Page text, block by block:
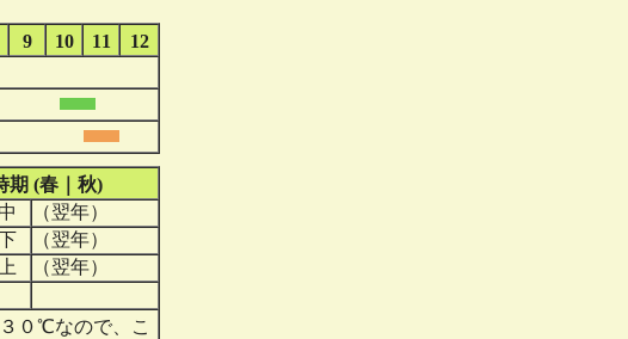
9 10 11 12
期 (春｜秋)
（翌年）
（翌年）
（翌年）
０℃なので、こ